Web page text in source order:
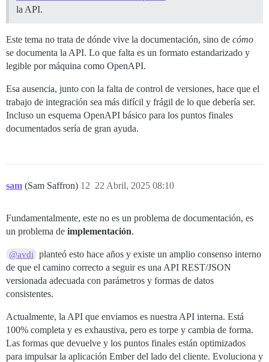
la API.
Este tema no trata de dónde vive la documentación, sino de cómo
se documenta la API. Lo que falta es un formato estandarizado y
legible por máquina como OpenAPI.
Esa ausencia, junto con la falta de control de versiones, hace que el
trabajo de integración sea más difícil y frágil de lo que debería ser.
Incluso un esquema OpenAPI básico para los puntos finales
documentados sería de gran ayuda.
sam (Sam Saffron) 22 Abril, 2025 08:10
12
Fundamentalmente, este no es un problema de documentación, es
un problema de implementación.
@avdi
planteó esto hace años y existe un amplio consenso interno
de que el camino correcto a seguir es una API REST/JSON
versionada adecuada con parámetros y formas de datos
consistentes.
Actualmente, la API que enviamos es nuestra API interna. Está
100% completa y es exhaustiva, pero es torpe y cambia de forma.
Las formas que devuelve y los puntos finales están optimizados
para impulsar la aplicación Ember del lado del cliente. Evoluciona y